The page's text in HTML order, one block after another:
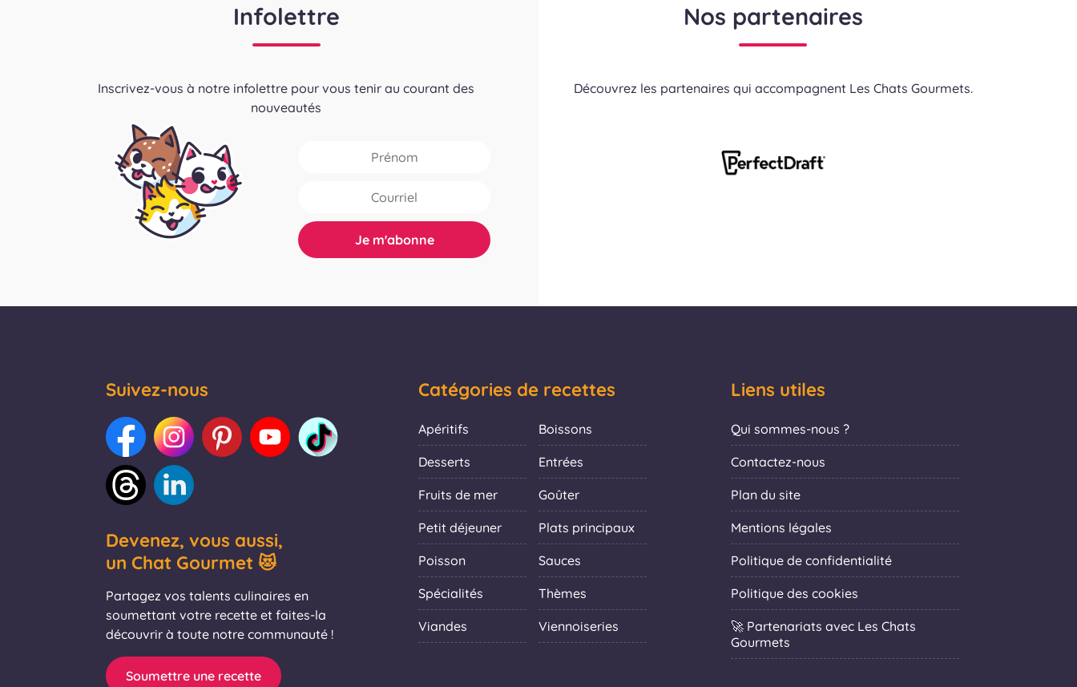
Infolettre
Inscrivez-vous à notre infolettre pour vous tenir au courant des
nouveautés
Nos partenaires
Découvrez les partenaires qui accompagnent Les Chats Gourmets.
Suivez-nous
Devenez, vous aussi,
un Chat Gourmet 😻
Partagez vos talents culinaires en
soumettant votre recette et faites-la
découvrir à toute notre communauté !
Soumettre une recette
Catégories de recettes
Apéritifs Boissons
Desserts Entrées
Fruits de mer Goûter
Petit déjeuner Plats principaux
Poisson Sauces
Spécialités Thèmes
Viandes Viennoiseries
Liens utiles
Qui sommes-nous ?
Contactez-nous
Plan du site
Mentions légales
Politique de confidentialité
Politique des cookies
🚀 Partenariats avec Les Chats
Gourmets